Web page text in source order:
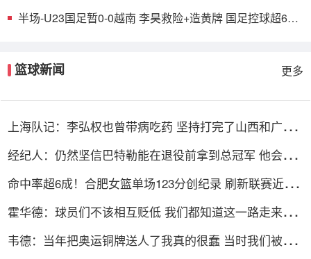
半场-U23国足暂0-0越南 李昊救险+造黄牌 国足控球超6成
篮球新闻 更多
上海队记：李弘权也曾带病吃药 坚持打完了山西和广东
经纪人：仍然坚信巴特勒能在退役前拿到总冠军 他会迎
命中率超6成！合肥女篮单场123分创纪录 刷新联赛近12
霍华德：球员们不该相互贬低 我们都知道这一路走来有
韦德：当年把奥运铜牌送人了我真的很蠢 当时我们被灌